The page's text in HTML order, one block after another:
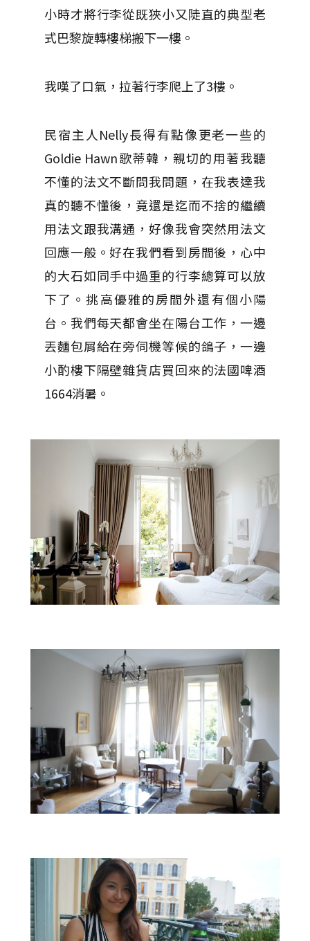
小時才將行李從既狹小又陡直的典型老
式巴黎旋轉樓梯搬下一樓。
我嘆了口氣，拉著行李爬上了3樓。
民宿主人Nelly長得有點像更老一些的
Goldie Hawn歌蒂韓，親切的用著我聽
不懂的法文不斷問我問題，在我表達我
真的聽不懂後，竟還是迄而不捨的繼續
用法文跟我溝通，好像我會突然用法文
回應一般。好在我們看到房間後，心中
的大石如同手中過重的行李總算可以放
下了。挑高優雅的房間外還有個小陽
台。我們每天都會坐在陽台工作，一邊
丟麵包屑給在旁伺機等候的鴿子，一邊
小酌樓下隔壁雜貨店買回來的法國啤酒
1664消暑。